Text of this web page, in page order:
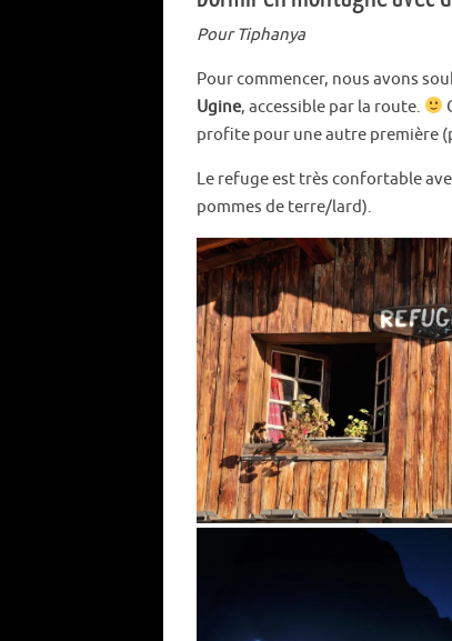
Pour Tiphanya
Pour commencer, nous avons
Ugine, accessible par la route.
profite pour une autre première
Le refuge est très confortable
pommes de terre/lard).